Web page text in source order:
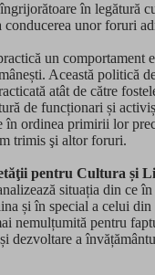
în legătură
unor foruri
un comportament
Această politică
atât de către
de funcționari și
ordinea primirii lor
trimis şi altor foruri.
pentru Cultura și
situația din ce
și în special a celui
nemulțumită pentru
dezvoltare a